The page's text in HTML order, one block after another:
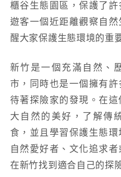
櫃谷生態園區，保護了
遊客一個近距離觀察自
醒大家保護生態環境的重
新竹是一個充滿自然、
市，同時也是一個擁有
待著探險家的發現。在
大自然的美好，了解傳
食，並且學習保護生態
自然愛好者、文化追求
在新竹找到適合自己的探